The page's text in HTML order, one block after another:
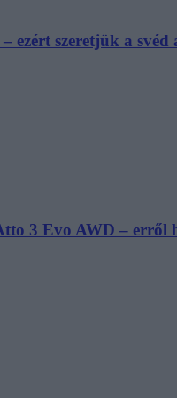
ezért szeretjük a svéd
3 Evo AWD – erről